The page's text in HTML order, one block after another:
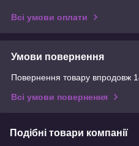
Всі умови оплати
Умови повернення
Повернення товару впродовж
Всі умови повернення
Подібні товари компанії